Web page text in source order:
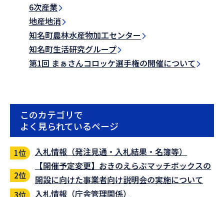
6次産業
地産地消
知名町農林水産物加工センター
知名町生活研究グループ
第1回 まぁさんコロッケ選手権の開催について
このカテゴリで
よく見られているページ
入札情報（発注見通・入札結果・名簿等）
【開催予定変更】おきのえらぶマッチボックスの
開設に向けた事業者向け説明会の実施について
入札情報（庁舎管理関係）